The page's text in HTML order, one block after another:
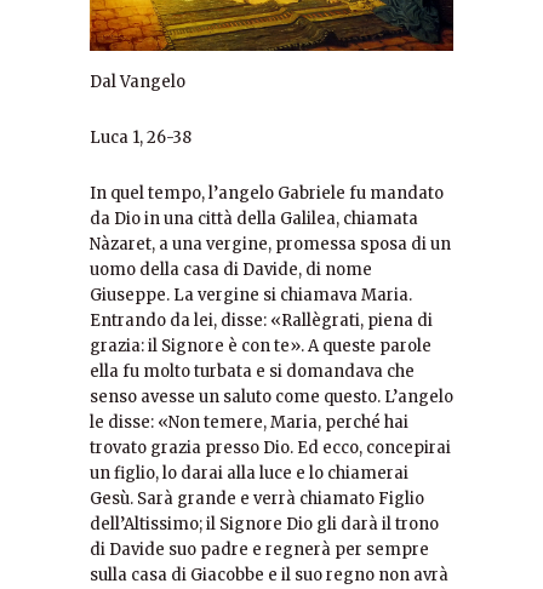
Dal Vangelo
Luca 1, 26-38
In quel tempo, l’angelo Gabriele fu mandato
da Dio in una città della Galilea, chiamata
Nàzaret, a una vergine, promessa sposa di un
uomo della casa di Davide, di nome
Giuseppe. La vergine si chiamava Maria.
Entrando da lei, disse: «Rallègrati, piena di
grazia: il Signore è con te». A queste parole
ella fu molto turbata e si domandava che
senso avesse un saluto come questo. L’angelo
le disse: «Non temere, Maria, perché hai
trovato grazia presso Dio. Ed ecco, concepirai
un figlio, lo darai alla luce e lo chiamerai
Gesù. Sarà grande e verrà chiamato Figlio
dell’Altissimo; il Signore Dio gli darà il trono
di Davide suo padre e regnerà per sempre
sulla casa di Giacobbe e il suo regno non avrà